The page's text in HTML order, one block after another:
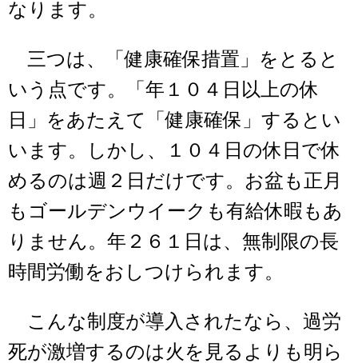
なります。
三つは、「健康確保措置」をとると
いう点です。「年１０４日以上の休
日」をあたえて「健康確保」するとい
います。しかし、１０４日の休日で休
めるのは週２日だけです。お盆も正月
もゴールデンウイークも有給休暇もあ
りません。年２６１日は、無制限の長
時間労働をおしつけられます。
こんな制度が導入されたなら、過労
死が激増するのは火を見るよりも明ら